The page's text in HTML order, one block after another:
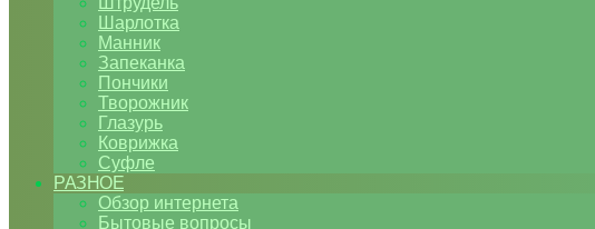
Шарлотка
Манник
Запеканка
Пончики
Творожник
Глазурь
Коврижка
Суфле
РАЗНОЕ
Обзор интернета
Бытовые вопросы